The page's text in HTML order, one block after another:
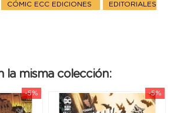
CÓMIC ECC EDICIONES EDITORIALES
la misma colección:
-5% -5%